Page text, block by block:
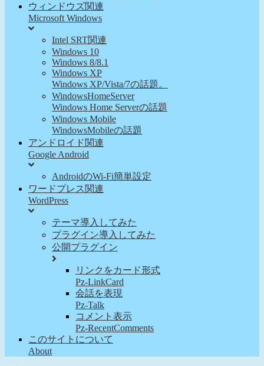
ウィンドウズ関連
Microsoft Windows
Intel SRT関連
Windows 10
Windows 8/8.1
Windows XP
Windows XP/Vista/7の話題。
WindowsHomeServer
Windows Home Serverの話題
Windows Mobile
WindowsMobileの話題
アンドロイド関連
Google Android
AndroidのWi-Fi簡単設定
ワードプレス関連
WordPress
テーマ導入してみた
プラグイン導入してみた
公開プラグイン
リンクをカード形式
Pz-LinkCard
会話を表現
Pz-Talk
コメント表示
Pz-RecentComments
このサイトについて
About